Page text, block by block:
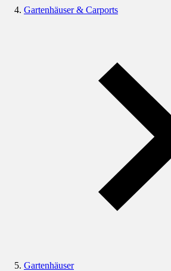
Gartenhäuser & Carports
Gartenhäuser